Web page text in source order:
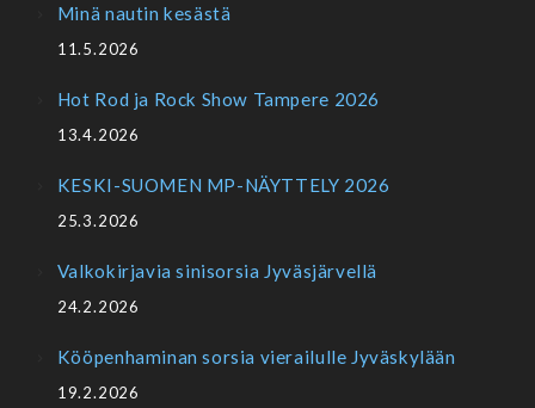
Minä nautin kesästä
11.5.2026
Hot Rod ja Rock Show Tampere 2026
13.4.2026
KESKI-SUOMEN MP-NÄYTTELY 2026
25.3.2026
Valkokirjavia sinisorsia Jyväsjärvellä
24.2.2026
Kööpenhaminan sorsia vierailulle Jyväskylään
19.2.2026